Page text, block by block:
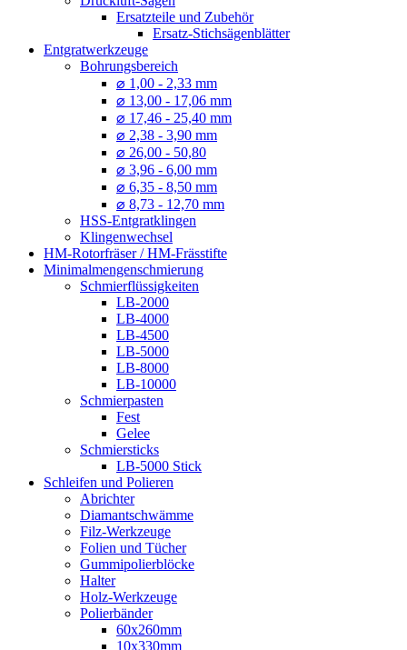
Ersatzteile und Zubehör
Ersatz-Stichsägenblätter
Entgratwerkzeuge
Bohrungsbereich
⌀ 1,00 - 2,33 mm
⌀ 13,00 - 17,06 mm
⌀ 17,46 - 25,40 mm
⌀ 2,38 - 3,90 mm
⌀ 26,00 - 50,80
⌀ 3,96 - 6,00 mm
⌀ 6,35 - 8,50 mm
⌀ 8,73 - 12,70 mm
HSS-Entgratklingen
Klingenwechsel
HM-Rotorfräser / HM-Frässtifte
Minimalmengenschmierung
Schmierflüssigkeiten
LB-2000
LB-4000
LB-4500
LB-5000
LB-8000
LB-10000
Schmierpasten
Fest
Gelee
Schmiersticks
LB-5000 Stick
Schleifen und Polieren
Abrichter
Diamantschwämme
Filz-Werkzeuge
Folien und Tücher
Gummipolierblöcke
Halter
Holz-Werkzeuge
Polierbänder
60x260mm
10x330mm